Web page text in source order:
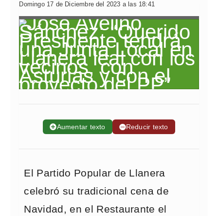
Domingo 17 de Diciembre del 2023 a las 18:41
➕Aumentar texto ➖Reducir texto
El Partido Popular de Llanera
celebró su tradicional cena de
Navidad, en el Restaurante el